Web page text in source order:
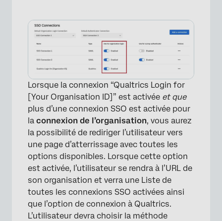
×
Lorsque la connexion “Qualtrics Login for
[Your Organisation ID]” est activée et que
plus d’une connexion SSO est activée pour
la connexion de l’organisation, vous aurez
la possibilité de rediriger l’utilisateur vers
une page d’atterrissage avec toutes les
options disponibles. Lorsque cette option
est activée, l’utilisateur se rendra à l’URL de
son organisation et verra une Liste de
toutes les connexions SSO activées ainsi
que l’option de connexion à Qualtrics.
L’utilisateur devra choisir la méthode